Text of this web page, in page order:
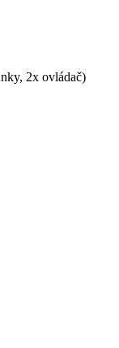
2x ovládač)